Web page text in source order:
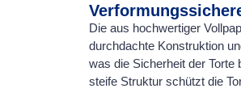
Die aus hochwertiger
durchdachte Konstruktion
was die Sicherheit der Torte
steife Struktur schützt die